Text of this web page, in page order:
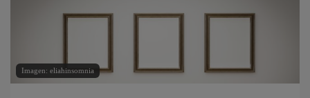
Imagen: eliahinsomnia